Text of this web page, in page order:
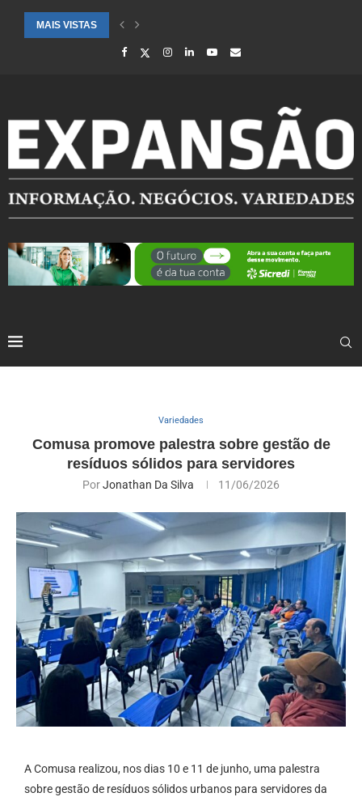
MAIS VISTAS
SAÚDE ALERTA PARA AUMENTO DE CASOS DE SÍNDROME GRIPAL
Variedades
Comusa promove palestra sobre gestão de
resíduos sólidos para servidores
PorJonathan Da Silva 11/06/2026
A Comusa realizou, nos dias 10 e 11 de junho, uma palestra
sobre gestão de resíduos sólidos urbanos para servidores da